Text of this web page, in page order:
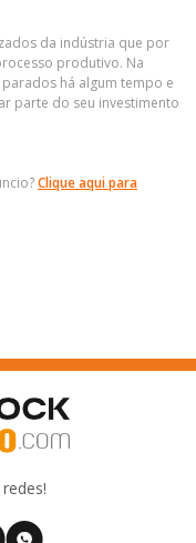
da indústria que por
produtivo. Na
há algum tempo e
parte do seu investimento
Clique aqui para